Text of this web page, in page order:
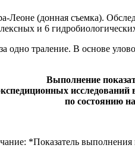
(донная съемка).
и 6
одно траление. В основе
Выполнение
по состоянию
*Показатель выполнения